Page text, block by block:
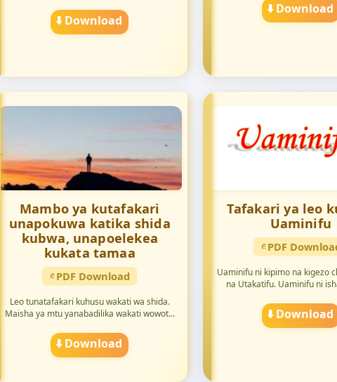
⬇️ Download
⬇️ Download
Mambo ya kutafakari
unapokuwa katika shida
kubwa, unapoelekea
kukata tamaa
PDF Download
Leo tunatafakari kuhusu wakati wa shida.
Maisha ya mtu yanabadilika wakati wowot...
⬇️ Download
Tafakari ya leo
Uaminifu
PDF
Uaminifu ni kipimo na kigezo
na Utakatifu. Uaminifu ni
⬇️ Download